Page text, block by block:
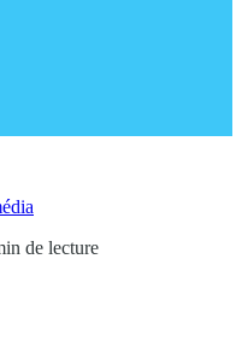
de lecture